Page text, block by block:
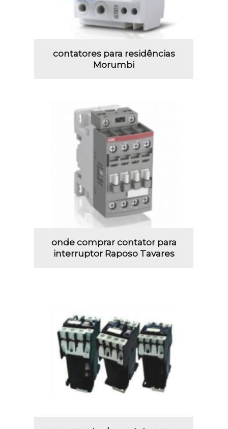
contatores para residências
Morumbi
onde comprar contator para
interruptor Raposo Tavares